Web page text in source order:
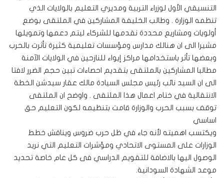
التنسيقي الأول لوزراء التربية ومديري التعليم بالولايات الذي
تنظمه الوزارة . وطالب الخليفة المشاركين في الملتقى بوضع
أولويات ومشاريع محددة نقدمها للشركاء ليتم دعمها وتمويلها
مشيرا الى ان هنالك مدارس ومؤسسات تعليمية كثيرة تأثرت بالحرب
وبعضها تأثر باستخدامها مراكز إيواء للنازحين في الولايات الآمنة
مطالبا المشاركين بالملتقى بتقديم احصاءات تبين حجم الضرر لافتا
الى ان السيد نائب رئيس مجلس السيادة مالك عقار سيدشن الخطة
الانتقالية في ختام اعمال هذا الملتقى . واوضح ان الملتقى
توقف بسبب الحرب والوزارة قامت بتنظيمه لكون التعليم حق
اساسي
ويكتسب اهميته لأنه جاء في ظل حرب ضروس ويناقش خطط
الوزارات على المستوى الاتحادي ومؤشرات التعليم التي نريد
الوصول اليها بالاضافة للتقويم الدراسي فى كل عام خاصة تحديد
موعد الشهادة السودانية.